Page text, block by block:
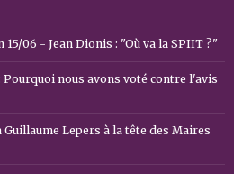
15/06 - Jean Dionis : "Où va la SPIIT ?"
nous avons voté contre l'avis
Lepers à la tête des Maires